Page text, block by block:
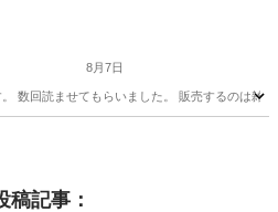
8月7日
。 数回読ませてもらいました。 販売するのは
稿記事：